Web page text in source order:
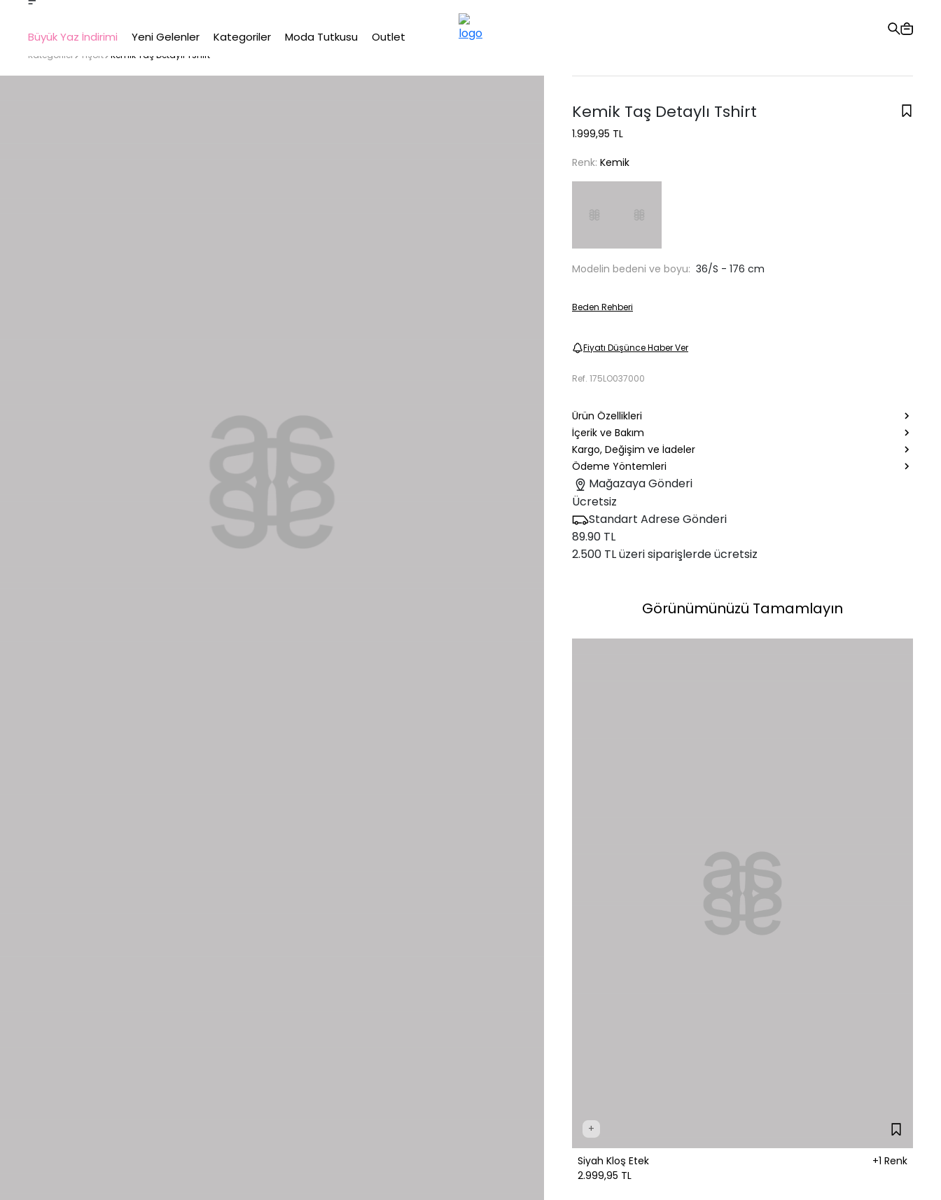
2500 TL üzeri ücretsiz kargo
Büyük Yaz İndirimi Yeni Gelenler Kategoriler Moda Tutkusu Outlet
Kategoriler Tişört Kemik Taş Detaylı Tshirt
Kemik Taş Detaylı Tshirt
1.999,95 TL
Renk: Kemik
Modelin bedeni ve boyu: 36/S - 176 cm
Beden Rehberi
Fiyatı Düşünce Haber Ver
Ref. 175LO037000
Ürün Özellikleri
İçerik ve Bakım
Kargo, Değişim ve İadeler
Ödeme Yöntemleri
Mağazaya Gönderi
Ücretsiz
Standart Adrese Gönderi
89.90 TL
2.500 TL üzeri siparişlerde ücretsiz
Görünümünüzü Tamamlayın
+
Siyah Kloş Etek
+1 Renk
2.999,95 TL